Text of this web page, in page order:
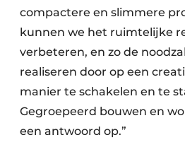
compactere en slimmere
kunnen we het ruimtelijke
verbeteren, en zo de
realiseren door op een
manier te schakelen en te
Gegroepeerd bouwen en
een antwoord op.”